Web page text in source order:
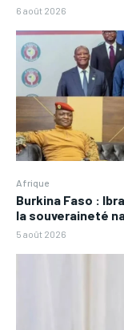
6 août 2026
Afrique
Burkina Faso :
la souveraineté
5 août 2026